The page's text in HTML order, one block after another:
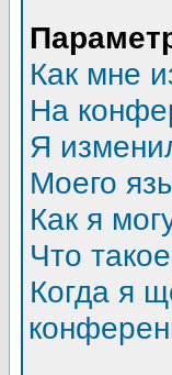
Как мне
На
Я
Моего
Как я
Что
Когда я